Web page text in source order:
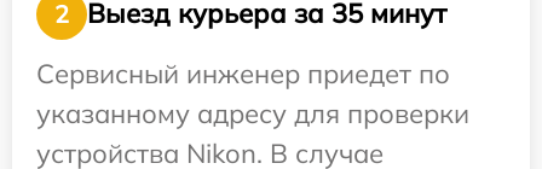
2
Выезд курьера за 35 минут
Сервисный инженер приедет по
указанному адресу для проверки
устройства Nikon. В случае